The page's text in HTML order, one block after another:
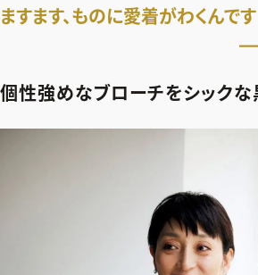
ますます、ものに愛着がわくんです
個性強めなブローチをシックな